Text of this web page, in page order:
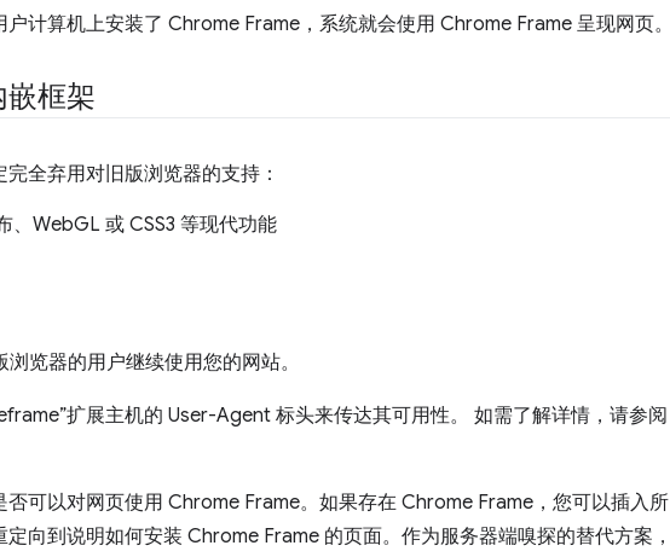
计算机上安装了 Chrome Frame，系统就会使用 Chrome Frame 呈现网页。
框架
全弃用对旧版浏览器的支持：
、WebGL 或 CSS3 等现代功能
览器的用户继续使用您的网站。
扩展主机的 User-Agent 标头来传达其可用性。 如需了解详情，请参阅
可以对网页使用 Chrome Frame。如果存在 Chrome Frame，您可以插入所
向到说明如何安装 Chrome Frame 的页面。作为服务器端嗅探的替代方案，